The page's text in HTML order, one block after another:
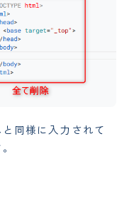
同様に入力されて